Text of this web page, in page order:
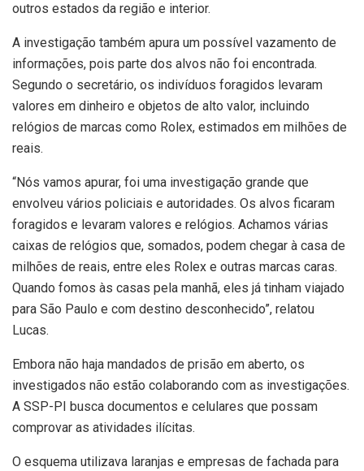
outros estados da região e interior.
A investigação também apura um possível vazamento de
informações, pois parte dos alvos não foi encontrada.
Segundo o secretário, os indivíduos foragidos levaram
valores em dinheiro e objetos de alto valor, incluindo
relógios de marcas como Rolex, estimados em milhões de
reais.
“Nós vamos apurar, foi uma investigação grande que
envolveu vários policiais e autoridades. Os alvos ficaram
foragidos e levaram valores e relógios. Achamos várias
caixas de relógios que, somados, podem chegar à casa de
milhões de reais, entre eles Rolex e outras marcas caras.
Quando fomos às casas pela manhã, eles já tinham viajado
para São Paulo e com destino desconhecido”, relatou
Lucas.
Embora não haja mandados de prisão em aberto, os
investigados não estão colaborando com as investigações.
A SSP-PI busca documentos e celulares que possam
comprovar as atividades ilícitas.
O esquema utilizava laranjas e empresas de fachada para